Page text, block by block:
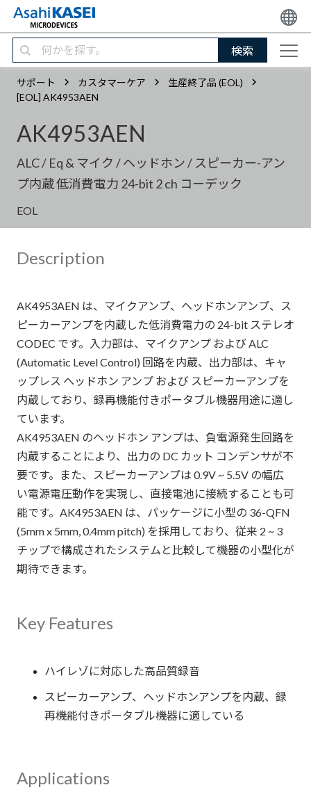
検索
サポート カスタマーケア
生産終了品 (EOL)
[EOL] AK4953AEN
AK4953AEN
ALC / Eq & マイク / ヘッドホン / スピーカー-アン
プ内蔵 低消費電力 24-bit 2 ch コーデック
EOL
Description
AK4953AEN は、マイクアンプ、ヘッドホンアンプ、ス
ピーカーアンプを内蔵した低消費電力の 24-bit ステレオ
CODEC です。入力部は、マイクアンプ および ALC
(Automatic Level Control) 回路を内蔵、出力部は、キャ
ップレス ヘッドホン アンプ および スピーカーアンプを
内蔵しており、録再機能付きポータブル機器用途に適し
ています。
AK4953AEN のヘッドホン アンプは、負電源発生回路を
内蔵することにより、出力の DC カット コンデンサが不
要です。また、スピーカーアンプは 0.9V ~ 5.5V の幅広
い電源電圧動作を実現し、直接電池に接続することも可
能です。AK4953AEN は、パッケージに小型の 36-QFN
(5mm x 5mm, 0.4mm pitch) を採用しており、従来 2 ~ 3
チップで構成されたシステムと比較して機器の小型化が
期待できます。
Key Features
ハイレゾに対応した高品質録音
スピーカーアンプ、ヘッドホンアンプを内蔵、録
再機能付きポータブル機器に適している
Applications